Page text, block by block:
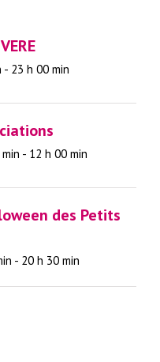
- 23 h 00 min
- 12 h 00 min
des Petits
- 20 h 30 min